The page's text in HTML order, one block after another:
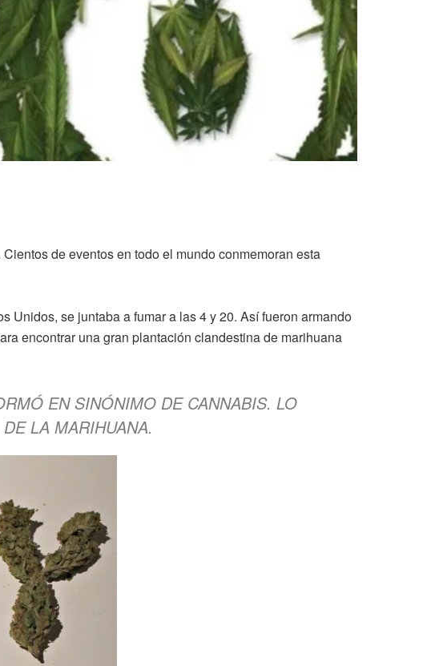
de eventos en todo el mundo conmemoran esta
Unidos, se juntaba a fumar a las 4 y 20. Así fueron armando
encontrar una gran plantación clandestina de marihuana
EN SINÓNIMO DE CANNABIS. LO
LA MARIHUANA.